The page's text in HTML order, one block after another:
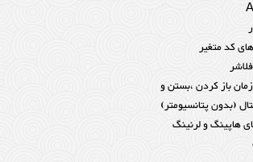
کد متغیر
باز کردن ،بستن و
(بدون پتانسیومتر)
هاپینگ و لرنینگ